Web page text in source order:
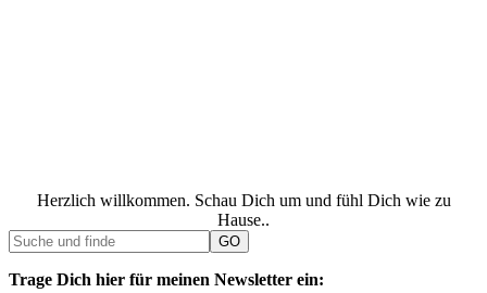
Herzlich willkommen. Schau Dich um und fühl Dich wie zu
Hause..
Trage Dich hier für meinen Newsletter ein: